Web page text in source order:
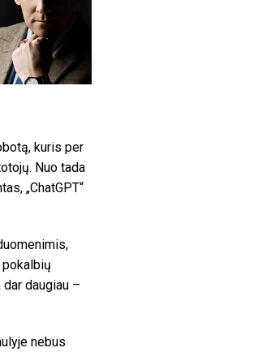
kuris per
Nuo tada
„ChatGPT“
pokalbių
daugiau –
nebus